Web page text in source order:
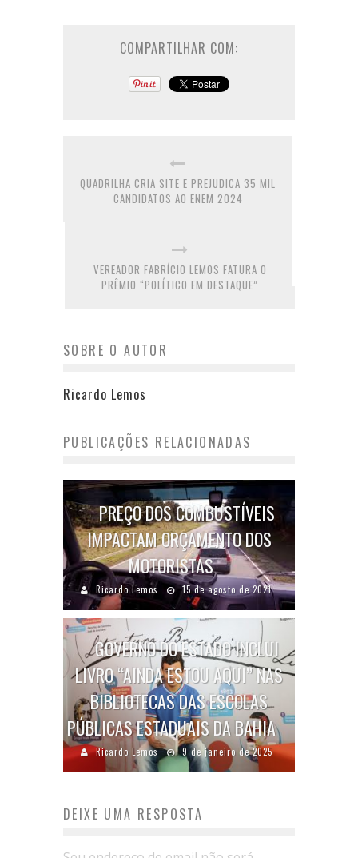
COMPARTILHAR COM:
QUADRILHA CRIA SITE E PREJUDICA 35 MIL
CANDIDATOS AO ENEM 2024
VEREADOR FABRÍCIO LEMOS FATURA O
PRÊMIO “POLÍTICO EM DESTAQUE”
SOBRE O AUTOR
Ricardo Lemos
PUBLICAÇÕES RELACIONADAS
PREÇO DOS COMBUSTÍVEIS
IMPACTAM ORÇAMENTO DOS
MOTORISTAS
Ricardo Lemos 15 de agosto de 2021
GOVERNO DO ESTADO INCLUI
LIVRO “AINDA ESTOU AQUI” NAS
BIBLIOTECAS DAS ESCOLAS
PÚBLICAS ESTADUAIS DA BAHIA
Ricardo Lemos 9 de janeiro de 2025
DEIXE UMA RESPOSTA